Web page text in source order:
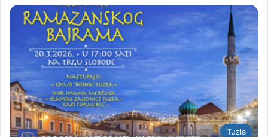
Tuzla